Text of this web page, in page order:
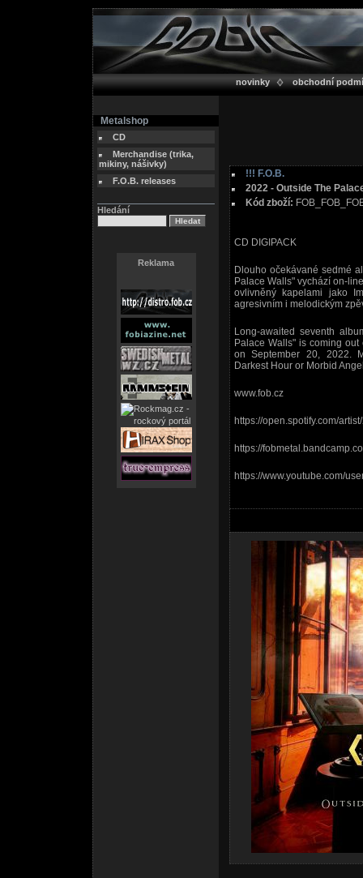
novinky obchodní
Metalshop
CD
Merchandise (trika,
mikiny, nášivky)
F.O.B. releases
Hledání
Reklama
!!! F.O.B.
2022 - Outside The
Kód zboží:
CD DIGIPACK
Dlouho očekávané sedmé
Palace Walls" vychází on-
ovlivněný kapelami jako
agresivním i melodickým
Long-awaited seventh
Palace Walls" is coming
on September 20, 2022.
Darkest Hour or Morbid
www.fob.cz
https://open.spotify.com/
https://
https://www.youtube.com/